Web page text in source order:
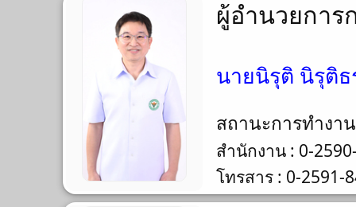
ผู้อำนวยการ
นายนิรุติ นิรุติธ
สถานะการทำงา
สำนักงาน : 0-
โทรสาร : 0-2591-